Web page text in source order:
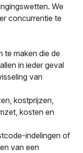
We
concurrentie te
te maken die de
in ieder geval
van
kostprijzen,
kosten en
indelingen of
van een